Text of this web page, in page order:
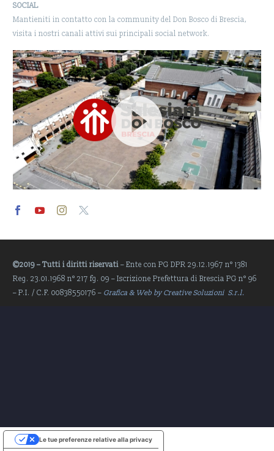
SOCIAL
Mantieniti in contatto con la community del Don Bosco di Brescia,
visita i nostri canali attivi sui principali social network.
Player
©2019 – Tutti i diritti riservati – Ente con PG DPR 29.12.1967 n° 1381
Reg. 23.01.1968 n° 217 fg. 09 – Iscrizione Prefettura di Brescia PG n° 96
– P.I. / C.F. 00838550176 – Grafica & Web by Creative Soluzioni S.r.l.
Le tue preferenze relative alla privacy